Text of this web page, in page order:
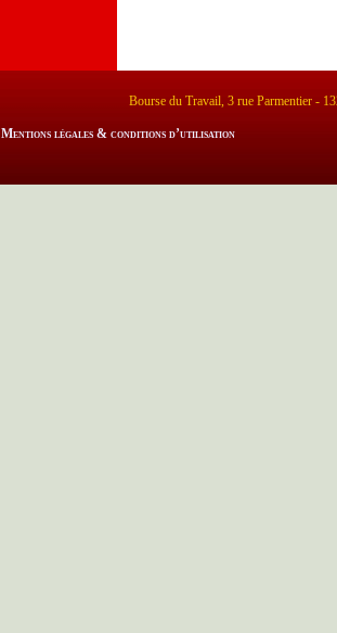
Bourse du Travail, 3 rue Parmentier -
Mentions légales & conditions d’utilisation